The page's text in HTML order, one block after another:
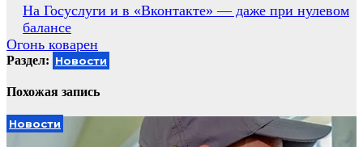
Навигация
по
записям
На Госуслуги и в «Вконтакте» — даже при нулевом
балансе
Огонь коварен
Раздел: Новости
Похожая запись
Новости